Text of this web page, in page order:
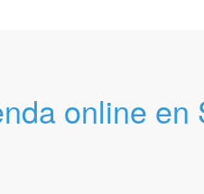
online en